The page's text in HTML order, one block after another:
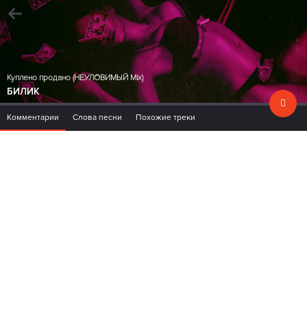
Куплено продано (НЕУЛОВИМЫЙ Mix)
БИЛИК
Комментарии Слова песни Похожие треки